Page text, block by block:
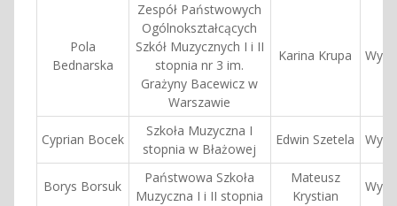
Pola
Bednarska
Zespół Państwowych
Ogólnokształcących
Szkół Muzycznych I i II
stopnia nr 3 im.
Grażyny Bacewicz w
Warszawie
Karina Krupa
Cyprian Bocek
Szkoła Muzyczna I
stopnia w Błażowej
Edwin Szetela
Borys Borsuk
Państwowa Szkoła
Muzyczna I i II stopnia
Mateusz
Krystian